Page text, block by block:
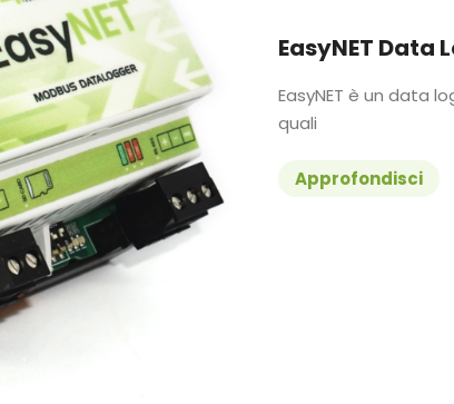
EasyNET Data
EasyNET è un data
quali
Approfondisci